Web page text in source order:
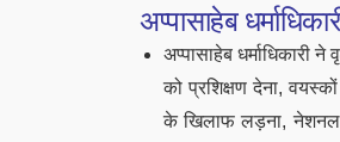
अप्पासाहेब
अप्पासाहेब धर्माधिकारी
को प्रशिक्षण देना,
के खिलाफ लड़ना, नेशनल